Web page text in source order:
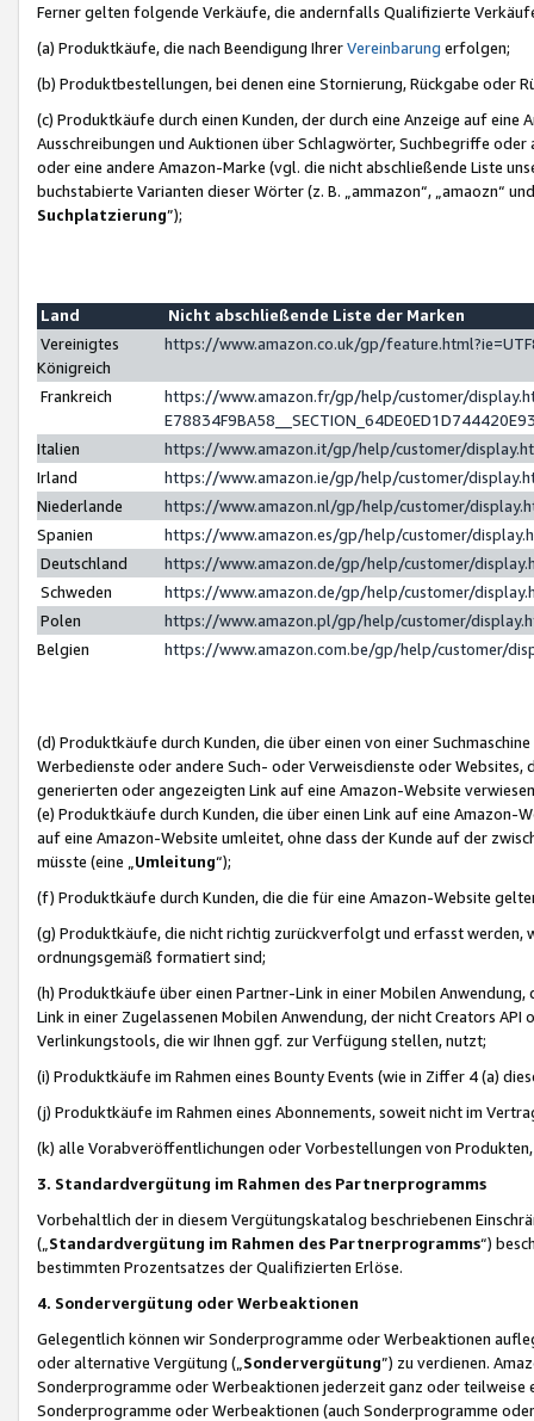
Ferner gelten folgende Verkäufe, die andernfalls Qualifizierte
(a) Produktkäufe, die nach Beendigung IhrerVereinbarung erfolgen;
(b) Produktbestellungen, bei denen eine Stornierung, Rückgabe oder
(c) Produktkäufe durch einen Kunden, der durch eine Anzeige auf
Ausschreibungen und Auktionen über Schlagwörter, Suchbegriffe
oder eine andere Amazon-Marke (vgl. die nicht abschließende Liste
buchstabierte Varianten dieser Wörter (z. B. „ammazon“, „amaozn“
Suchplatzierung”);
Land
Nicht abschließende Liste der Marken
Vereinigtes
Königreich
https://www.amazon.co.uk/gp/
Frankreich
https://www.amazon.fr/gp/help/customer/
Italien
https://www.amazon.it/gp/help/customer/
Irland
https://www.amazon.ie/gp/help/customer/
Niederlande
https://www.amazon.nl/gp/help/customer/
Spanien
https://www.amazon.es/gp/help/customer/
Deutschland
https://www.amazon.de/gp/help/customer/
Schweden
https://www.amazon.de/gp/help/customer/
Polen
https://www.amazon.pl/gp/help/customer/
Belgien
https://www.amazon.com.be/gp/help/customer/
(d) Produktkäufe durch Kunden, die über einen von einer
Werbedienste oder andere Such- oder Verweisdienste oder Websites,
generierten oder angezeigten Link auf eine Amazon-Website
(e) Produktkäufe durch Kunden, die über einen Link auf eine
auf eine Amazon-Website umleitet, ohne dass der Kunde auf der
müsste (eine „ Umleitung“);
(f) Produktkäufe durch Kunden, die die für eine Amazon-Website
(g) Produktkäufe, die nicht richtig zurückverfolgt und erfasst werden,
ordnungsgemäß formatiert sind;
(h) Produktkäufe über einen Partner-Link in einer Mobilen
Link in einer Zugelassenen Mobilen Anwendung, der nicht Creators
Verlinkungstools, die wir Ihnen ggf. zur Verfügung stellen, nutzt;
(i) Produktkäufe im Rahmen eines Bounty Events (wie in Ziffer 4 (a)
(j) Produktkäufe im Rahmen eines Abonnements, soweit nicht im
(k) alle Vorabveröffentlichungen oder Vorbestellungen von
3. Standardvergütung im Rahmen des Partnerprogramms
Vorbehaltlich der in diesem Vergütungskatalog beschriebenen
(„ Standardvergütung im Rahmen des Partnerprogramms“)
bestimmten Prozentsatzes der Qualifizierten Erlöse.
4. Sondervergütung oder Werbeaktionen
Gelegentlich können wir Sonderprogramme oder Werbeaktionen
oder alternative Vergütung („ Sondervergütung”) zu verdienen.
Sonderprogramme oder Werbeaktionen jederzeit ganz oder
Sonderprogramme oder Werbeaktionen (auch Sonderprogramme